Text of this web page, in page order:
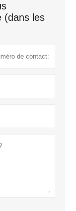
(dans les